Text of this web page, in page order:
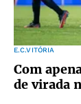
E.C.VITÓRIA
Com
de virada